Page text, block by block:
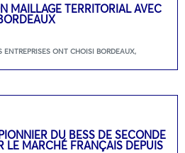
MAILLAGE TERRITORIAL AVEC
ENTREPRISES ONT CHOISI BORDEAUX,
DU BESS DE SECONDE
LE MARCHÉ FRANÇAIS DEPUIS